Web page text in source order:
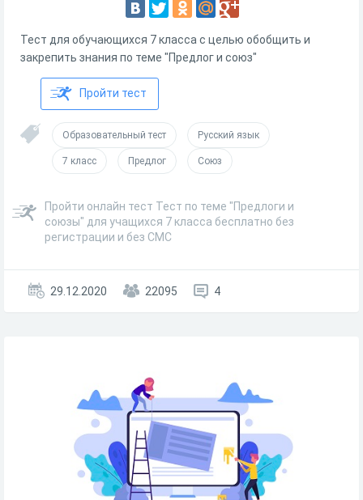
Тест для обучающихся 7 класса с целью обобщить и
закрепить знания по теме "Предлог и союз"
Пройти тест
Образовательный тест Русский язык
7 класс Предлог Союз
Пройти онлайн тест Тест по теме "Предлоги и
союзы" для учащихся 7 класса бесплатно без
регистрации и без СМС
29.12.2020 22095 4